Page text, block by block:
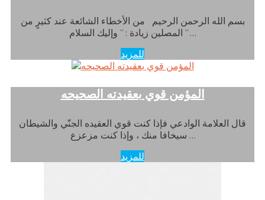
بسم الله الرحمن الرحيم من الأخطاء الشائعة عند كثيرٍ من
المصلين زيادة : ” وإليك السلام ” …
للمزيد
المؤمن قوي بعقيدته الصحيحه
قال العلامة الوادعي فإذا كنت قوي العقيده الجنّي والشيطان
سيخافا منك ، وإذا كنت مزعزع …
للمزيد